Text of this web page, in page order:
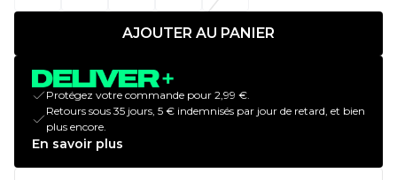
AJOUTER AU PANIER
Protégez votre commande pour 2,99 €.
Retours sous 35 jours, 5 € indemnisés par jour de retard, et bien
plus encore.
En savoir plus